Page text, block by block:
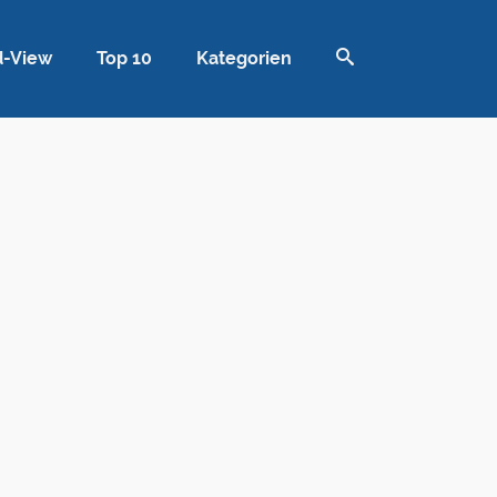
View Top 10 Kategorien